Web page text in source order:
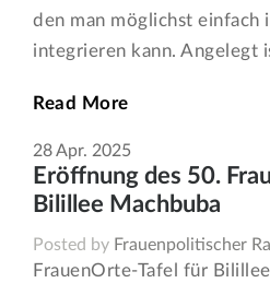
den man möglichst einfach
integrieren kann. Angelegt
Read More
28 Apr. 2025
Eröffnung des 50.
Bilillee Machbuba
Posted by Frauenpolitischer
FrauenOrte-Tafel für